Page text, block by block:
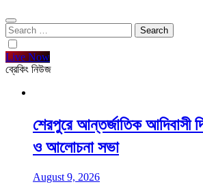
Search
for:
Live Now
ব্রেকিং নিউজ
শেরপুরে আন্তর্জাতিক আদিবাসী
ও আলোচনা সভা
August 9, 2026